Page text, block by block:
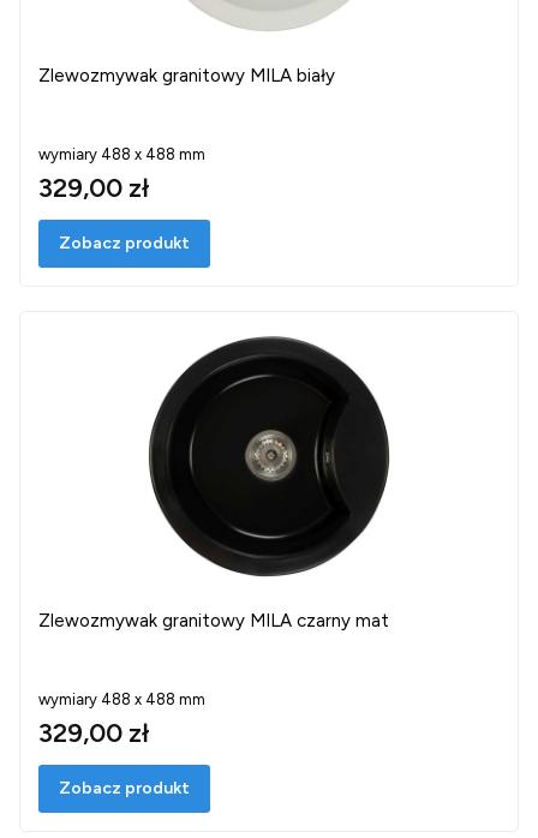
Zlewozmywak granitowy MILA biały
wymiary 488 x 488 mm
329,00 zł
Zobacz produkt
Zlewozmywak granitowy MILA czarny mat
wymiary 488 x 488 mm
329,00 zł
Zobacz produkt